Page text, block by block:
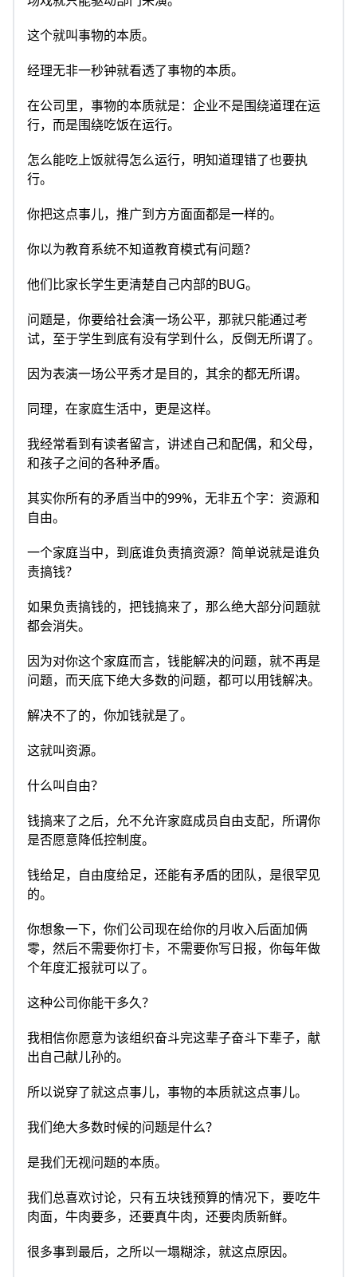
这个就叫事物的本质。
经理无非一秒钟就看透了事物的本质。
在公司里，事物的本质就是：企业不是围绕道理在运
行，而是围绕吃饭在运行。
怎么能吃上饭就得怎么运行，明知道理错了也要执
行。
你把这点事儿，推广到方方面面都是一样的。
你以为教育系统不知道教育模式有问题？
他们比家长学生更清楚自己内部的BUG。
问题是，你要给社会演一场公平，那就只能通过考
试，至于学生到底有没有学到什么，反倒无所谓了。
因为表演一场公平秀才是目的，其余的都无所谓。
同理，在家庭生活中，更是这样。
我经常看到有读者留言，讲述自己和配偶，和父母，
和孩子之间的各种矛盾。
其实你所有的矛盾当中的99%，无非五个字：资源和
自由。
一个家庭当中，到底谁负责搞资源？简单说就是谁负
责搞钱？
如果负责搞钱的，把钱搞来了，那么绝大部分问题就
都会消失。
因为对你这个家庭而言，钱能解决的问题，就不再是
问题，而天底下绝大多数的问题，都可以用钱解决。
解决不了的，你加钱就是了。
这就叫资源。
什么叫自由？
钱搞来了之后，允不允许家庭成员自由支配，所谓你
是否愿意降低控制度。
钱给足，自由度给足，还能有矛盾的团队，是很罕见
的。
你想象一下，你们公司现在给你的月收入后面加俩
零，然后不需要你打卡，不需要你写日报，你每年做
个年度汇报就可以了。
这种公司你能干多久？
我相信你愿意为该组织奋斗完这辈子奋斗下辈子，献
出自己献儿孙的。
所以说穿了就这点事儿，事物的本质就这点事儿。
我们绝大多数时候的问题是什么？
是我们无视问题的本质。
我们总喜欢讨论，只有五块钱预算的情况下，要吃牛
肉面，牛肉要多，还要真牛肉，还要肉质新鲜。
很多事到最后，之所以一塌糊涂，就这点原因。